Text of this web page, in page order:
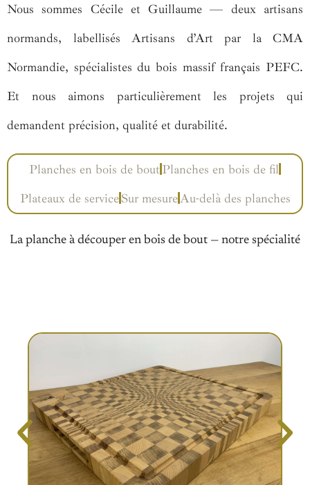
Nous sommes Cécile et Guillaume — deux artisans
normands, labellisés Artisans d’Art par la CMA
Normandie, spécialistes du bois massif français PEFC.
Et nous aimons particulièrement les projets qui
demandent précision, qualité et durabilité.
Planches en bois de bout Planches en bois de fil
Plateaux de service Sur mesureAu-delà des planches
La planche à découper en bois de bout — notre spécialité